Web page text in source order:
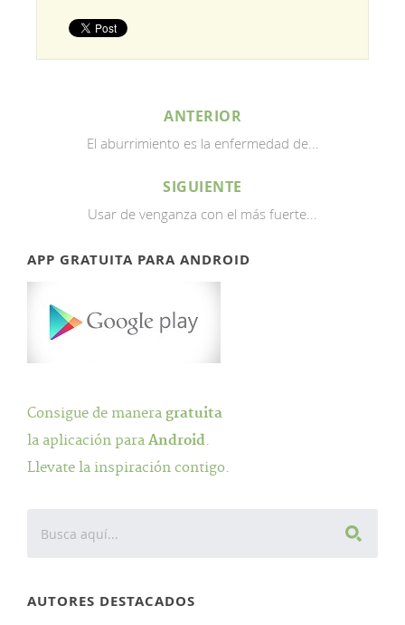
ANTERIOR
El aburrimiento es la enfermedad de...
SIGUIENTE
Usar de venganza con el más fuerte...
APP GRATUITA PARA ANDROID
Consigue de manera gratuita
la aplicación para Android.
Llevate la inspiración contigo.
AUTORES DESTACADOS